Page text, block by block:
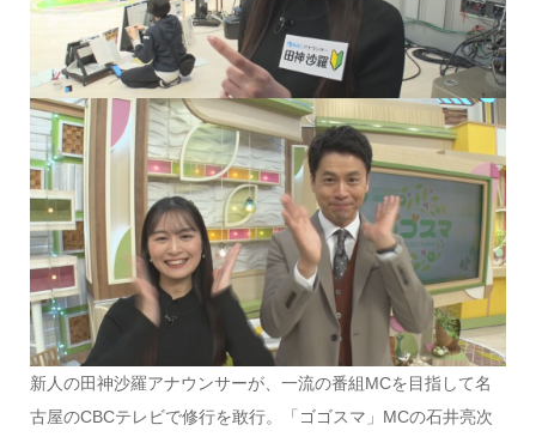
新人の田神沙羅アナウンサーが、一流の番組MCを目指して名
古屋のCBCテレビで修行を敢行。「ゴゴスマ」MCの石井亮次